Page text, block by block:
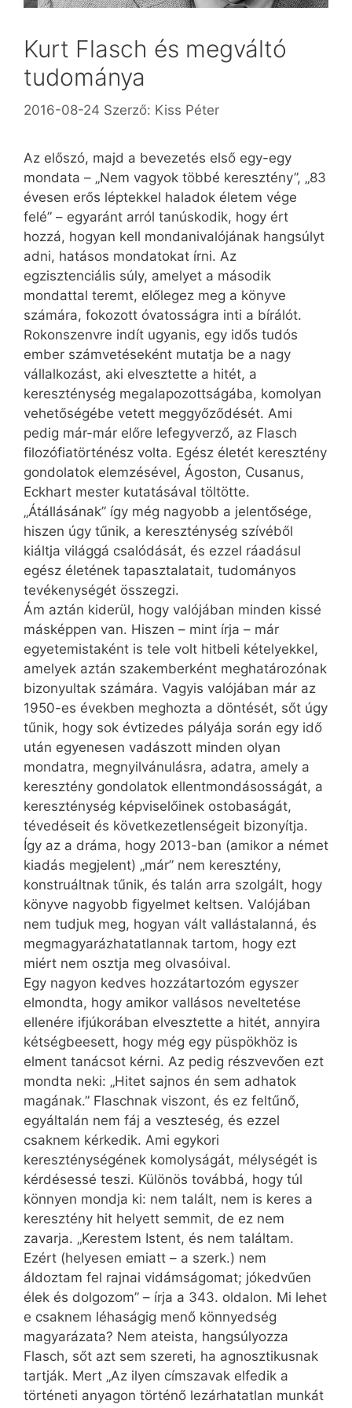
Kurt Flasch és megváltó
tudománya
2016-08-24 Szerző: Kiss Péter
Az előszó, majd a bevezetés első egy-egy
mondata – „Nem vagyok többé keresztény”, „83
évesen erős léptekkel haladok életem vége
felé” – egyaránt arról tanúskodik, hogy ért
hozzá, hogyan kell mondanivalójának hangsúlyt
adni, hatásos mondatokat írni. Az
egzisztenciális súly, amelyet a második
mondattal teremt, előlegez meg a könyve
számára, fokozott óvatosságra inti a bírálót.
Rokonszenvre indít ugyanis, egy idős tudós
ember számvetéseként mutatja be a nagy
vállalkozást, aki elvesztette a hitét, a
kereszténység megalapozottságába, komolyan
vehetőségébe vetett meggyőződését. Ami
pedig már-már előre lefegyverző, az Flasch
filozófiatörténész volta. Egész életét keresztény
gondolatok elemzésével, Ágoston, Cusanus,
Eckhart mester kutatásával töltötte.
„Átállásának” így még nagyobb a jelentősége,
hiszen úgy tűnik, a kereszténység szívéből
kiáltja világgá csalódását, és ezzel ráadásul
egész életének tapasztalatait, tudományos
tevékenységét összegzi.
Ám aztán kiderül, hogy valójában minden kissé
másképpen van. Hiszen – mint írja – már
egyetemistaként is tele volt hitbeli kételyekkel,
amelyek aztán szakemberként meghatározónak
bizonyultak számára. Vagyis valójában már az
1950-es években meghozta a döntését, sőt úgy
tűnik, hogy sok évtizedes pályája során egy idő
után egyenesen vadászott minden olyan
mondatra, megnyilvánulásra, adatra, amely a
keresztény gondolatok ellentmondásosságát, a
kereszténység képviselőinek ostobaságát,
tévedéseit és következetlenségeit bizonyítja.
Így az a dráma, hogy 2013-ban (amikor a német
kiadás megjelent) „már” nem keresztény,
konstruáltnak tűnik, és talán arra szolgált, hogy
könyve nagyobb figyelmet keltsen. Valójában
nem tudjuk meg, hogyan vált vallástalanná, és
megmagyarázhatatlannak tartom, hogy ezt
miért nem osztja meg olvasóival.
Egy nagyon kedves hozzátartozóm egyszer
elmondta, hogy amikor vallásos neveltetése
ellenére ifjúkorában elvesztette a hitét, annyira
kétségbeesett, hogy még egy püspökhöz is
elment tanácsot kérni. Az pedig részvevően ezt
mondta neki: „Hitet sajnos én sem adhatok
magának.” Flaschnak viszont, és ez feltűnő,
egyáltalán nem fáj a veszteség, és ezzel
csaknem kérkedik. Ami egykori
kereszténységének komolyságát, mélységét is
kérdésessé teszi. Különös továbbá, hogy túl
könnyen mondja ki: nem talált, nem is keres a
keresztény hit helyett semmit, de ez nem
zavarja. „Kerestem Istent, és nem találtam.
Ezért (helyesen emiatt – a szerk.) nem
áldoztam fel rajnai vidámságomat; jókedvűen
élek és dolgozom” – írja a 343. oldalon. Mi lehet
e csaknem léhaságig menő könnyedség
magyarázata? Nem ateista, hangsúlyozza
Flasch, sőt azt sem szereti, ha agnosztikusnak
tartják. Mert „Az ilyen címszavak elfedik a
történeti anyagon történő lezárhatatlan munkát